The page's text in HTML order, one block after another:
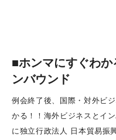
■ホンマにすぐわ
ンバウンド
例会終了後、国際・対外ビ
かる！！海外ビジネスとイ
に独立行政法人 日本貿易振